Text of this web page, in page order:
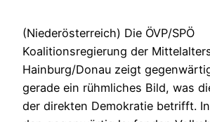
(Niederösterreich) Die ÖVP/SPÖ
Koalitionsregierung der
Hainburg/Donau zeigt
gerade ein rühmliches Bild, was
der direkten Demokratie betrifft.